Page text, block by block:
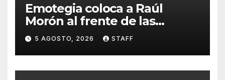
Emotegia coloca a Raúl
Morón al frente de las
preferencias internas de
Morena
5 AGOSTO, 2026 STAFF